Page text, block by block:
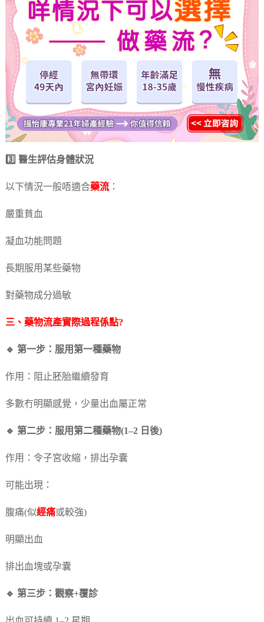
3️⃣ 醫生評估身體狀況
以下情況一般唔適合藥流：
嚴重貧血
凝血功能問題
長期服用某些藥物
對藥物成分過敏
三、 藥物流產實際過程係點?
🔹 第一步：服用第一種藥物
作用：阻止胚胎繼續發育
多數冇明顯感覺，少量出血屬正常
🔹 第二步：服用第二種藥物(1–2 日後)
作用：令子宮收縮，排出孕囊
可能出現：
腹痛(似經痛或較強)
明顯出血
排出血塊或孕囊
🔹 第三步：觀察+覆診